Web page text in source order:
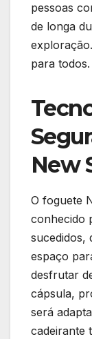
pessoas
de longa
para todos.
New
O foguete
conhecido
sucedidos,
espaço
desfrutar
cápsula,
será
cadeirante